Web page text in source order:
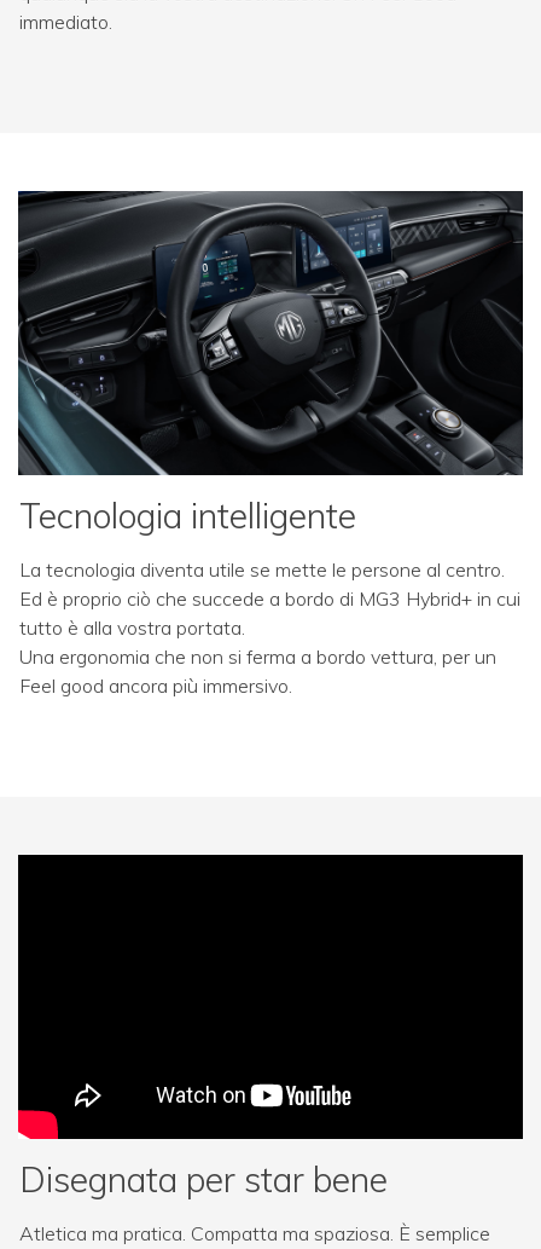
immediato.
Tecnologia intelligente
La tecnologia diventa utile se mette le persone al centro.
Ed è proprio ciò che succede a bordo di MG3 Hybrid+ in cui
tutto è alla vostra portata.
Una ergonomia che non si ferma a bordo vettura, per un
Feel good ancora più immersivo.
Disegnata per star bene
Atletica ma pratica. Compatta ma spaziosa. È semplice